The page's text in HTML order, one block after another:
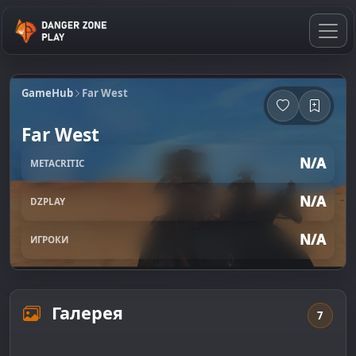
GameHub Far West
Far West
METACRITIC N/A
DZPLAY N/A
ИГРОКИ N/A
Галерея 7